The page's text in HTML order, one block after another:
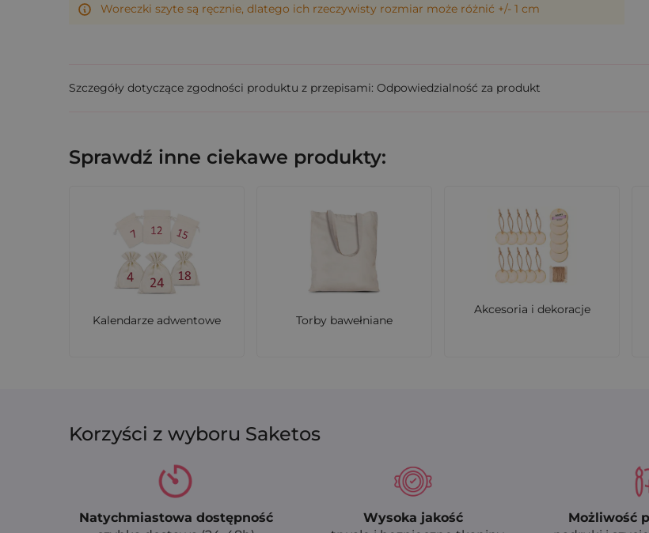
Woreczki szyte są ręcznie, dlatego ich rzeczywisty rozmiar może różnić +/- 1 cm
Szczegóły dotyczące zgodności produktu z przepisami: Odpowiedzialność za produkt
Sprawdź inne ciekawe produkty:
Kalendarze adwentowe Torby bawełniane
Akcesoria i dekoracje
Korzyści z wyboru Saketos
Natychmiastowa dostępność
Wysoka jakość
Możliwość